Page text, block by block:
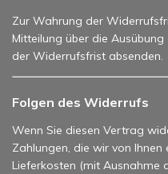
Zur Wahrung der
Mitteilung über die
der Widerrufsfrist absenden.
Folgen des Widerrufs
Wenn Sie diesen Vertrag
Zahlungen, die wir von Ihnen
Lieferkosten (mit Ausnahme